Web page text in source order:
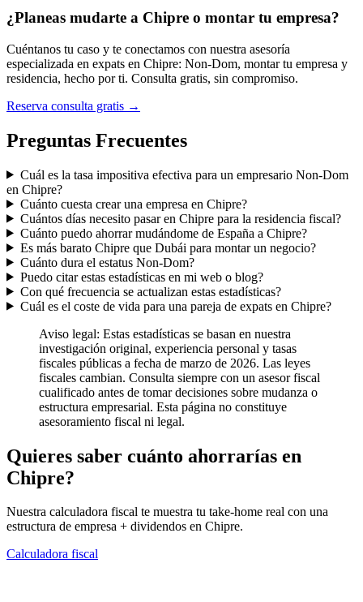
¿Planeas mudarte a Chipre o montar tu empresa?
Cuéntanos tu caso y te conectamos con nuestra asesoría
especializada en expats en Chipre: Non-Dom, montar tu empresa y
residencia, hecho por ti. Consulta gratis, sin compromiso.
Reserva consulta gratis →
Preguntas Frecuentes
Cuál es la tasa impositiva efectiva para un empresario Non-Dom
en Chipre?
Cuánto cuesta crear una empresa en Chipre?
Cuántos días necesito pasar en Chipre para la residencia fiscal?
Cuánto puedo ahorrar mudándome de España a Chipre?
Es más barato Chipre que Dubái para montar un negocio?
Cuánto dura el estatus Non-Dom?
Puedo citar estas estadísticas en mi web o blog?
Con qué frecuencia se actualizan estas estadísticas?
Cuál es el coste de vida para una pareja de expats en Chipre?
Aviso legal: Estas estadísticas se basan en nuestra
investigación original, experiencia personal y tasas
fiscales públicas a fecha de marzo de 2026. Las leyes
fiscales cambian. Consulta siempre con un asesor fiscal
cualificado antes de tomar decisiones sobre mudanza o
estructura empresarial. Esta página no constituye
asesoramiento fiscal ni legal.
Quieres saber cuánto ahorrarías en
Chipre?
Nuestra calculadora fiscal te muestra tu take-home real con una
estructura de empresa + dividendos en Chipre.
Calculadora fiscal